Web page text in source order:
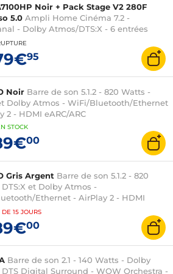
Noir + Pack Stage V2 280F
5.0 Ampli Home Cinéma 7.2 -
- Dolby Atmos/DTS:X - 6 entrées
8K - HDR10+/Dolby Vision - Wi-
- AirPlay 2 + Ensemble d'enceintes
95
Noir Barre de son 5.1.2 - 820 Watts -
Dolby Atmos - WiFi/Bluetooth/Ethernet
2 - HDMI eARC/ARC
STOCK
00
Gris Argent Barre de son 5.1.2 - 820
et Dolby Atmos -
Ethernet - AirPlay 2 - HDMI
DE 15 JOURS
00
Barre de son 2.1 - 140 Watts - Dolby
Digital Surround - WOW Orchestra -